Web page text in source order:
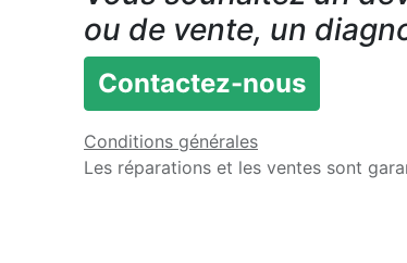
ou de vente, un
Contactez-nous
Conditions générales
Les réparations et les ventes sont